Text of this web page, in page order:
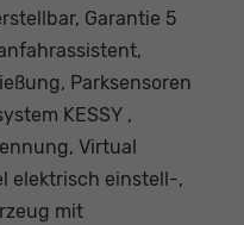
Garantie 5
Parksensoren
KESSY ,
Virtual
elektrisch einstell-,
mit